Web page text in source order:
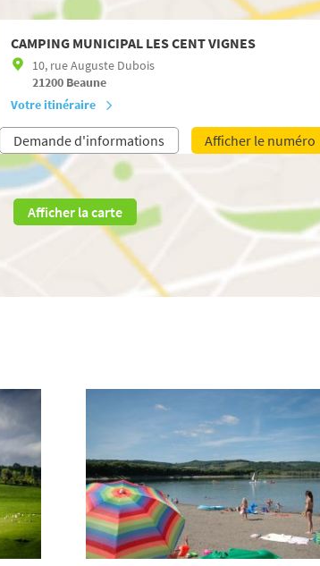
CAMPING MUNICIPAL LES CENT VIGNES
10, rue Auguste Dubois
21200 Beaune
Votre itinéraire
Demande d'informations Afficher le numéro
Afficher la carte